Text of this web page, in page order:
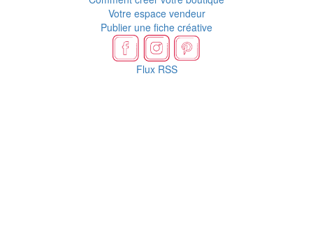
Votre espace vendeur
Publier une fiche créative
Flux RSS